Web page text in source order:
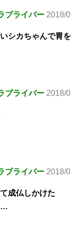
ブライバー 2018/
シカちゃんで胃
ブライバー 2018/
ブライバー 2018/
成仏しかけた
…